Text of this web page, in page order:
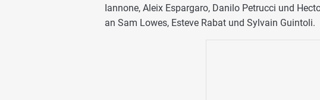
Iannone, Aleix Espargaro, Danilo Petrucci und
an Sam Lowes, Esteve Rabat und Sylvain Guintoli.